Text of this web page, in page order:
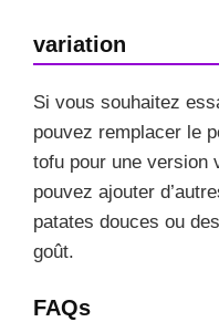
variation
Si vous souhaitez
pouvez remplacer le
tofu pour une version
pouvez ajouter
patates douces ou
goût.
FAQs